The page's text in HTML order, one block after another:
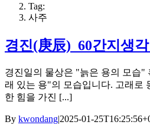
Tag:
사주
경진(庚辰)_60간지생
경진일의 물상은 "늙은 용의 모습"
래 있는 용"의 모습입니다. 고래로
한 힘을 가진 [...]
By kwondang|2025-01-